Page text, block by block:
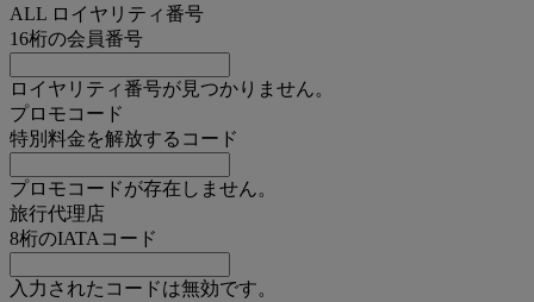
ALL ロイヤリティ番号
16桁の会員番号
ロイヤリティ番号が見つかりません。
プロモコード
特別料金を解放するコード
プロモコードが存在しません。
旅行代理店
8桁のIATAコード
入力されたコードは無効です。